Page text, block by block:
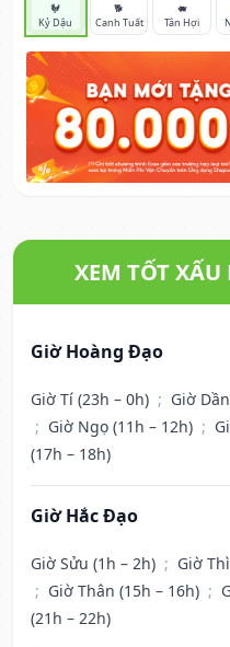
🐓
Kỷ Dậu
🐕
Canh Tuất
🐖
Tân Hợi
XEM TỐT XẤU
Giờ Hoàng Đạo
Giờ Tí (23h – 0h) ; Giờ
; Giờ Ngọ (11h – 12h) ;
(17h – 18h)
Giờ Hắc Đạo
Giờ Sửu (1h – 2h) ; Giờ
; Giờ Thân (15h – 16h) ;
(21h – 22h)